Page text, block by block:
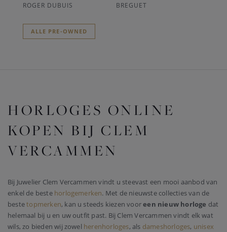
ROGER DUBUIS
BREGUET
ALLE PRE-OWNED
HORLOGES ONLINE
KOPEN BIJ CLEM
VERCAMMEN
Bij Juwelier Clem Vercammen vindt u steevast een mooi aanbod van
enkel de beste horlogemerken. Met de nieuwste collecties van de
bestetopmerken, kan u steeds kiezen vooreen nieuw horloge dat
helemaal bij u en uw outfit past. Bij Clem Vercammen vindt elk wat
wils, zo bieden wij zowel herenhorloges, als dameshorloges, unisex